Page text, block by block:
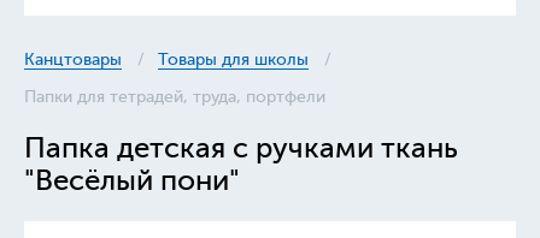
Канцтовары Товары для школы
Папки для тетрадей, труда, портфели
Папка детская с ручками ткань
"Весёлый пони"